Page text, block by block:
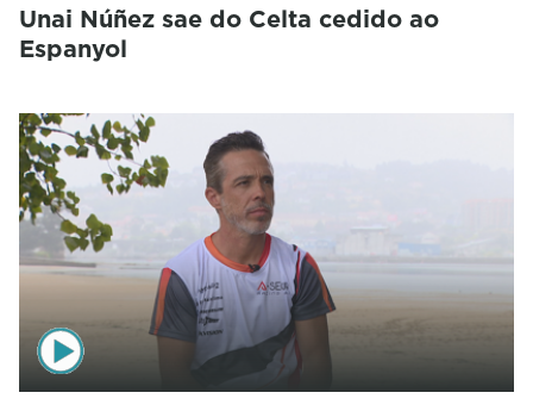
Unai Núñez sae do Celta cedido ao
Espanyol